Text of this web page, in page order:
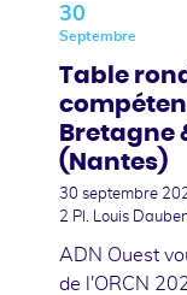
30
Septembre
Table
Bretagne
(Nantes)
30 septembre
2 Pl. Louis
ADN Ouest
de l'ORCN